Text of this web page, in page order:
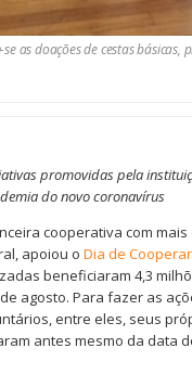
as doações de cestas básicas,
promovidas pela
do novo coronavírus
cooperativa com
apoiou o Dia de Cooperar
beneficiaram 4,3
agosto. Para fazer as
entre eles, seus
antes mesmo da data